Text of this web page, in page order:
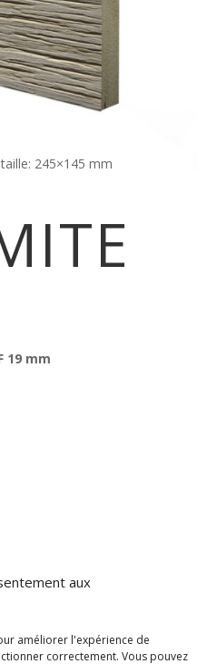
aux
améliorer l'expérience de
correctement. Vous pouvez
245×145 mm
19 mm